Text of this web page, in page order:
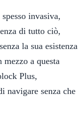
spesso invasiva,
di tutto ciò,
la sua esistenza
a questa
Plus,
navigare senza che